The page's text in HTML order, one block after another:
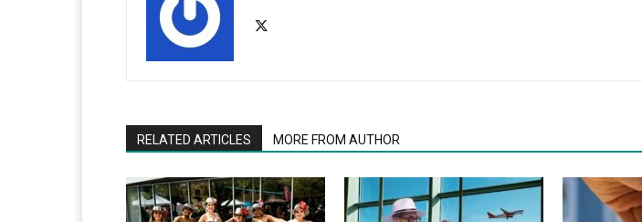
RELATED ARTICLES MORE FROM AUTHOR